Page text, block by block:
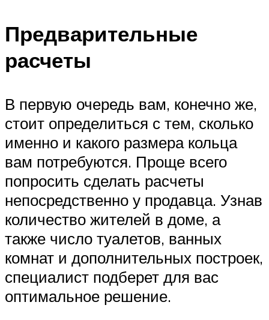
Предварительные
расчеты
В первую очередь вам, конечно же,
стоит определиться с тем, сколько
именно и какого размера кольца
вам потребуются. Проще всего
попросить сделать расчеты
непосредственно у продавца. Узнав
количество жителей в доме, а
также число туалетов, ванных
комнат и дополнительных построек,
специалист подберет для вас
оптимальное решение.